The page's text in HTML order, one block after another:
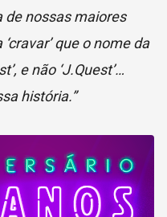
de nossas maiores
que o nome da
e não ‘J.Quest’…
história.”